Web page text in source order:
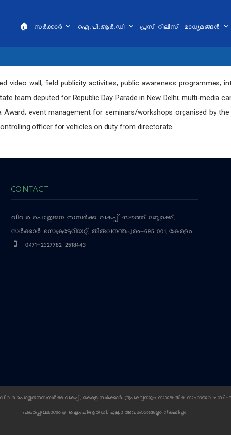
🏠 സർക്കാർ ഐ.പി.ആർ.ഡി പ്രസ് റിലീസ് മാധ്യമങ്ങൾ
video wall, field publicity activities, public awareness programmes;
team deputed for Republic Day Parade in New Delhi; multi-media
Award; event management for seminars/workshops organised by
officer for vehicles on duty from directorate.
CONTACT
വിവര പൊതുജന സമ്പര്‍ക്ക വകുപ്പ് സൗത്ത് ബ്ലോക്ക്,
സര്‍ക്കാര്‍ സെക്രട്ടേറിയറ്റ്, തിരുവനന്തപുരം-695 001, കേരളം
0471-2327782, 2518443
വിവര പൊതുജനസമ്പര്‍ക്ക വകുപ്പ്, കേരള സര്‍ക്കാര്‍. രൂപകല്പനയും സാങ്കേതിക സഹായവും: സി-
പകര്‍പ്പവകാശം @ ഐ&പിആര്‍ഡി. എല്ലാ അവകാശങ്ങളും നിക്ഷിപ്തം